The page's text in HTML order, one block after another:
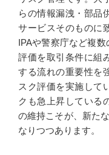
らの情報漏洩・部品
サービスそのものに
IPAや警察庁など複
評価を取引条件に組
する流れの重要性を
スク評価を実施して
クも急上昇している
の維持こそが、新た
なりつつあります。